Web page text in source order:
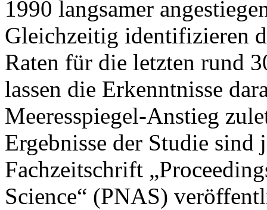
1990 langsamer
Gleichzeitig identifizieren
Raten für die letzten rund
lassen die Erkenntnisse
Meeresspiegel-Anstieg
Ergebnisse der Studie
Fachzeitschrift
Science“ (PNAS)